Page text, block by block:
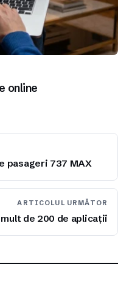
online
pasageri 737 MAX
ARTICOLUL URMĂTOR
de 200 de aplicații